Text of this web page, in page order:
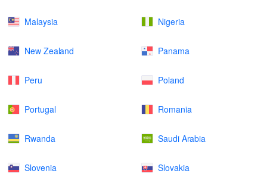
Malaysia Nigeria
New Zealand Panama
Peru Poland
Portugal Romania
Rwanda Saudi Arabia
Slovenia Slovakia